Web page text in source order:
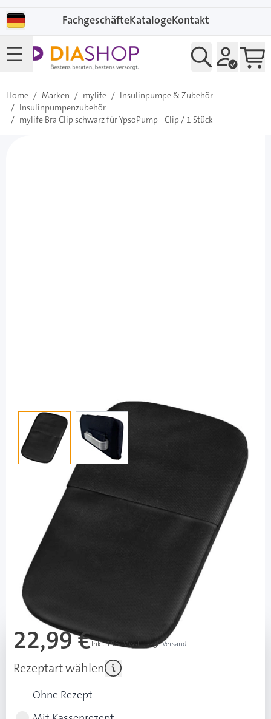
FachgeschäfteKatalogeKontakt
Home / Marken / mylife / Insulinpumpe & Zubehör
/ Insulinpumpenzubehör
/ mylife Bra Clip schwarz für YpsoPump - Clip / 1 Stück
View larger imageView larger image
mylife Bra Clip schwarz für YpsoPump -
Clip / 1 Stück
PZN: 11668095 / Diashop.de Kat.-Nr.
sofort verfügbar
Lieferzeit 1-3 Werktage
Mehr über das Produkt
22,99 €Inkl. 19% Mwst. , zzgl.Versand
Rezeptart wählen
Ohne Rezept